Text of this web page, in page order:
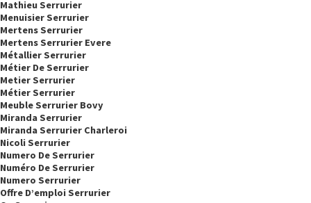
Mathieu Serrurier
Menuisier Serrurier
Mertens Serrurier
Mertens Serrurier Evere
Métallier Serrurier
Métier De Serrurier
Metier Serrurier
Métier Serrurier
Meuble Serrurier Bovy
Miranda Serrurier
Miranda Serrurier Charleroi
Nicoli Serrurier
Numero De Serrurier
Numéro De Serrurier
Numero Serrurier
Offre D’emploi Serrurier